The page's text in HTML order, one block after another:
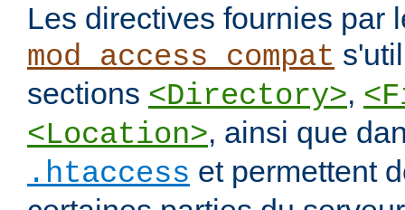
Les directives fournies par
mod_access_compat
sections <Directory>,
<Location>, ainsi que
.htaccess et permettent